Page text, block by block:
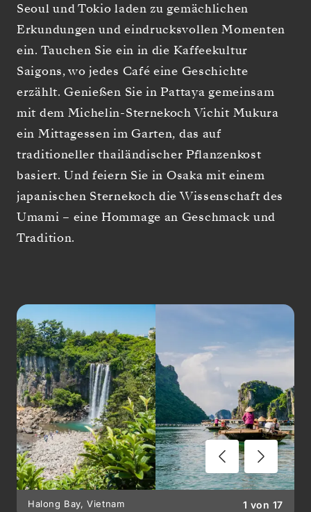
Seoul und Tokio laden zu gemächlichen
Erkundungen und eindrucksvollen Momenten
ein. Tauchen Sie ein in die Kaffeekultur
Saigons, wo jedes Café eine Geschichte
erzählt. Genießen Sie in Pattaya gemeinsam
mit dem Michelin-Sternekoch Vichit Mukura
ein Mittagessen im Garten, das auf
traditioneller thailändischer Pflanzenkost
basiert. Und feiern Sie in Osaka mit einem
japanischen Sternekoch die Wissenschaft des
Umami – eine Hommage an Geschmack und
Tradition.
1 von 17
Halong Bay, Vietnam